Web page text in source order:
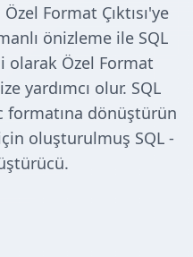
Format Çıktısı'ye
önizleme ile SQL
olarak Özel Format
yardımcı olur. SQL
formatına dönüştürün
oluşturulmuş SQL -